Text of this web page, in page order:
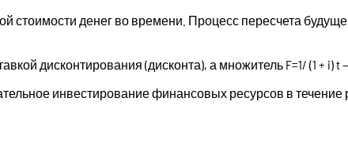
стоимости денег во времени. Процесс пересчета
дисконтирования (дисконта), а множитель F=1/ (1 + i)
инвестирование финансовых ресурсов в